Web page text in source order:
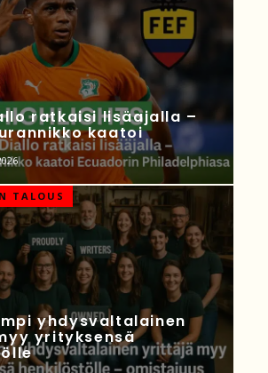
ratkaisi lisäajalla –
kaatoi
TALOUS
yhdysvaltalainen
yrityksensä